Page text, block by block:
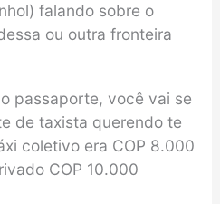
falando sobre o
ou outra fronteira
passaporte, você vai se
de taxista querendo te
coletivo era COP 8.000
COP 10.000